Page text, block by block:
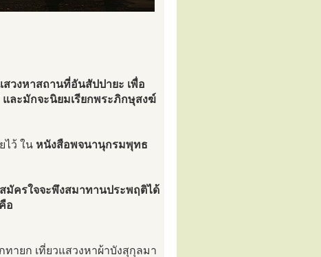
วงหาสถานที่อันสัปปายะ เพื่อ
และมักจะนิยมเรียกพระภิกษุสงฆ์
ไว้ ใน หนังสือพจนานุกรมพุทธ
มัครใจจะพึงสมาทานประพฤติได้
อ
ายก เที่ยวแสวงหาผ้าบังสุกุลมา